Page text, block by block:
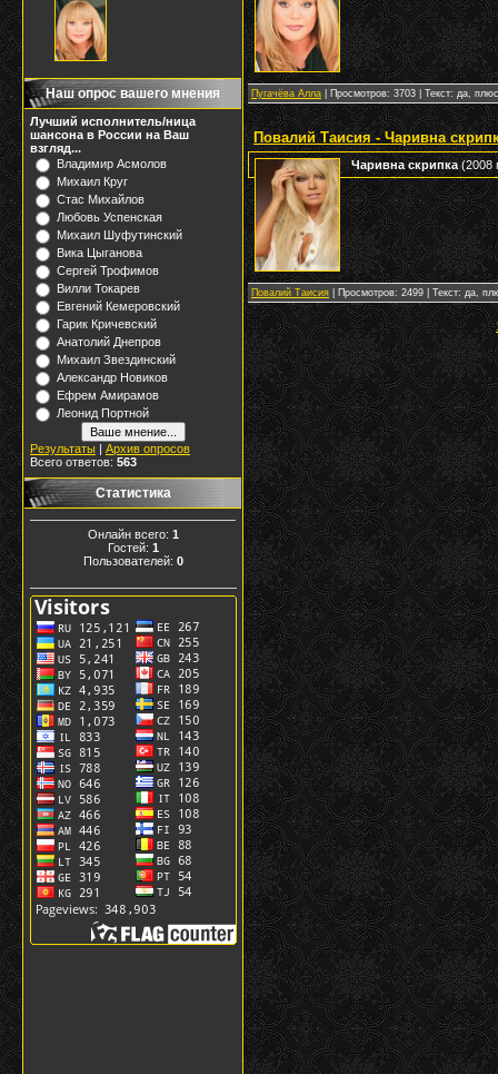
Наш опрос вашего мнения
Лучший исполнитель/ница
шансона в России на Ваш
взгляд...
Владимир Асмолов
Михаил Круг
Стас Михайлов
Любовь Успенская
Михаил Шуфутинский
Вика Цыганова
Сергей Трофимов
Вилли Токарев
Евгений Кемеровский
Гарик Кричевский
Анатолий Днепров
Михаил Звездинский
Александр Новиков
Ефрем Амирамов
Леонид Портной
Результаты | Архив опросов
Всего ответов: 563
Статистика
Онлайн всего: 1
Гостей: 1
Пользователей: 0
Пугачёва Алла | Просмотров: 3703 | Текст: да,
Повалий Таисия - Чаривна
Чаривна скрипка(2008
Повалий Таисия | Просмотров: 2499 | Текст: да,